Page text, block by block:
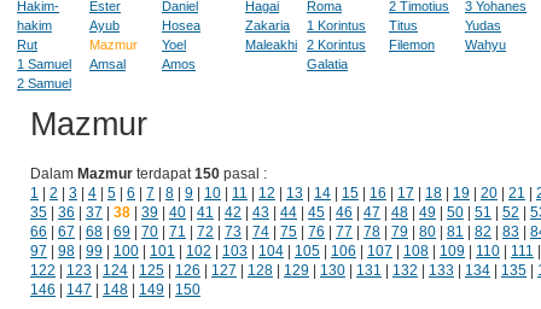
Hakim-
hakim
Rut
1 Samuel
2 Samuel
Ester
Ayub
Mazmur
Amsal
Daniel
Hosea
Yoel
Amos
Hagai
Zakaria
Maleakhi
Roma
1 Korintus
2 Korintus
Galatia
2 Timotius
Titus
Filemon
3 Yohanes
Yudas
Wahyu
Mazmur
Dalam Mazmur terdapat150 pasal :
1
2 3 4 5 6 7 8 9 10 11 12 13 14 15 16 17 18 19 20 21
35
36 37 38 39 40 41 42 43 44 45 46 47 48 49 50 51 52
66
67 68 69 70 71 72 73 74 75 76 77 78 79 80 81 82 83
97
98 99 100 101 102 103 104 105 106 107 108 109 110 111
122
123 124 125 126 127 128 129 130 131 132 133 134 135
146
147 148 149 150